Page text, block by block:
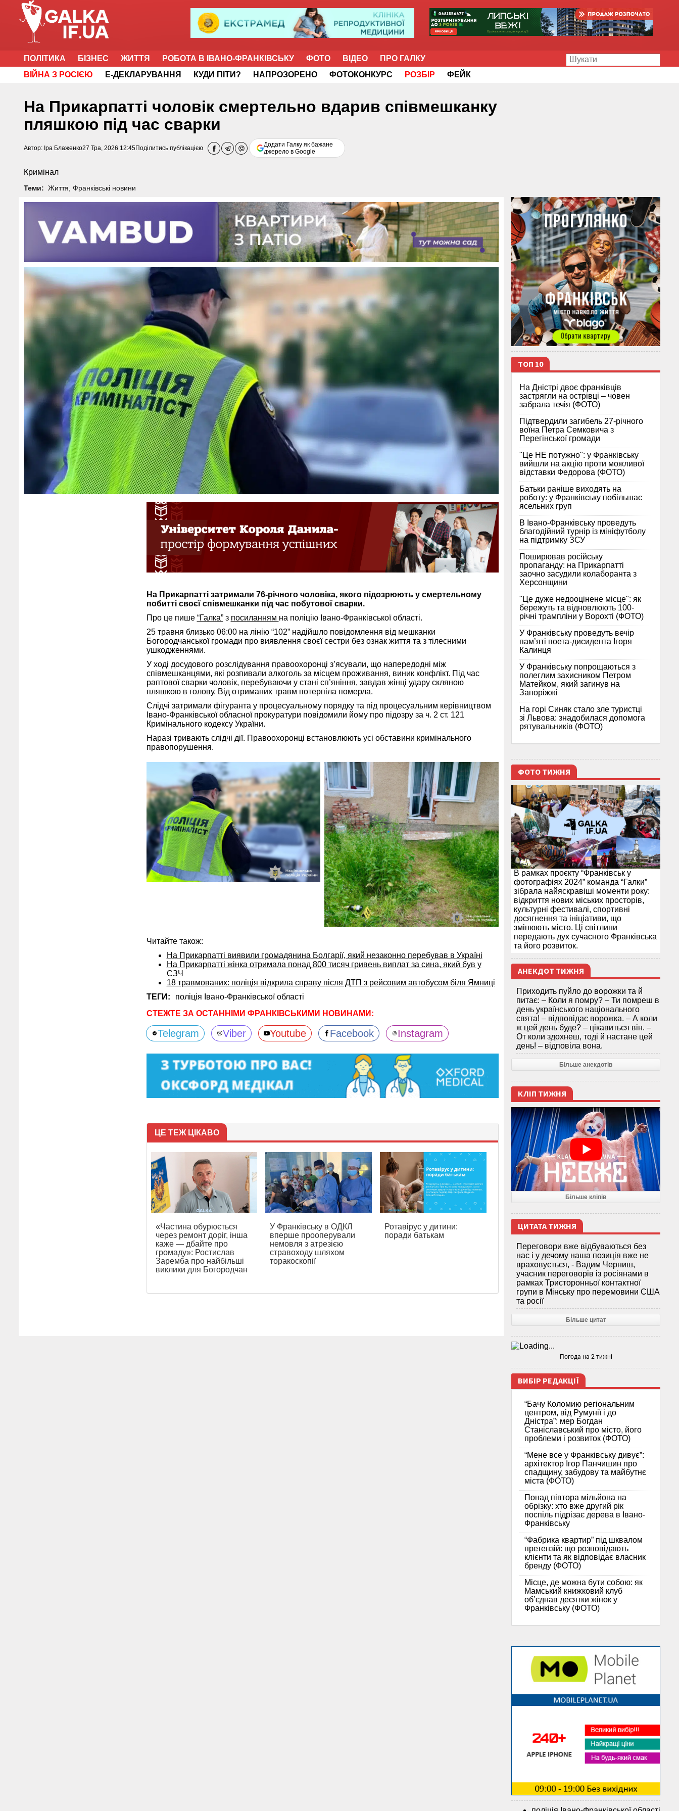
ПОЛІТИКА БІЗНЕС ЖИТТЯ РОБОТА В ІВАНО-ФРАНКІВСЬКУ ФОТО ВІДЕО
ПРО ГАЛКУ
ВІЙНА З РОСІЄЮ
Е-ДЕКЛАРУВАННЯ КУДИ ПІТИ? НАПРОЗОРЕНО ФОТОКОНКУРС РОЗБІР ФЕЙК
На Прикарпатті чоловік смертельно вдарив співмешканку
пляшкою під час сварки
Автор: Іра Блаженко27 Тра, 2026 12:45Поділитись публікацією
Додати Галку як бажане
джерело в Google
Кримінал
Теми: Життя Франківські новини
На Прикарпатті затримали 76-річного чоловіка, якого підозрюють у смертельному
побитті своєї співмешканки під час побутової сварки.
Про це пише “Галка”з посиланням на поліцію Івано-Франківської області.
25 травня близько 06:00 на лінію “102” надійшло повідомлення від мешканки
Богородчанської громади про виявлення своєї сестри без ознак життя та з тілесними
ушкодженнями.
У ході досудового розслідування правоохоронці з’ясували, що напередодні між
співмешканцями, які розпивали алкоголь за місцем проживання, виник конфлікт. Під час
раптової сварки чоловік, перебуваючи у стані сп’яніння, завдав жінці удару скляною
пляшкою в голову. Від отриманих травм потерпіла померла.
Слідчі затримали фігуранта у процесуальному порядку та під процесуальним керівництвом
Івано-Франківської обласної прокуратури повідомили йому про підозру за ч. 2 ст. 121
Кримінального кодексу України.
Наразі тривають слідчі дії. Правоохоронці встановлюють усі обставини кримінального
правопорушення.
Читайте також:
На Прикарпатті виявили громадянина Болгарії, який незаконно перебував в Україні
На Прикарпатті жінка отримала понад 800 тисяч гривень виплат за сина, який був у
СЗЧ
18 травмованих: поліція відкрила справу після ДТП з рейсовим автобусом біля Ямниці
ТЕГИ:
поліція Івано-Франківської області
СТЕЖТЕ ЗА ОСТАННІМИ ФРАНКІВСЬКИМИ НОВИНАМИ:
Telegram Viber Youtube Facebook Instagram
ЦЕ ТЕЖ ЦІКАВО
«Частина обурюється
через ремонт доріг, інша
каже — дбайте про
громаду»: Ростислав
Заремба про найбільші
виклики для Богородчан
У Франківську в ОДКЛ
вперше прооперували
немовля з атрезією
стравоходу шляхом
торакоскопії
Ротавірус у дитини:
поради батькам
ТОП 10
На Дністрі двоє франківців
застрягли на острівці – човен
забрала течія (ФОТО)
Підтвердили загибель 27-річного
воїна Петра Семковича з
Перегінської громади
"Це НЕ потужно": у Франківську
вийшли на акцію проти можливої
відставки Федорова (ФОТО)
Батьки раніше виходять на
роботу: у Франківську побільшає
ясельних груп
В Івано-Франківську проведуть
благодійний турнір із мініфутболу
на підтримку ЗСУ
Поширював російську
пропаганду: на Прикарпатті
заочно засудили колаборанта з
Херсонщини
"Це дуже недооцінене місце": як
бережуть та відновлюють 100-
річні трампліни у Ворохті (ФОТО)
У Франківську проведуть вечір
пам’яті поета-дисидента Ігоря
Калинця
У Франківську попрощаються з
полеглим захисником Петром
Матейком, який загинув на
Запоріжжі
На горі Синяк стало зле туристці
зі Львова: знадобилася допомога
рятувальників (ФОТО)
ФОТО ТИЖНЯ
В рамках проєкту “Франківськ у
фотографіях 2024” команда “Галки”
зібрала найяскравіші моменти року:
відкриття нових міських просторів,
культурні фестивалі, спортивні
досягнення та ініціативи, що
змінюють місто. Ці світлини
передають дух сучасного Франківська
та його розвиток.
АНЕКДОТ ТИЖНЯ
Приходить пуйло до ворожки та й
питає: – Коли я помру? – Ти помреш в
день українського національного
свята! – відповідає ворожка. – А коли
ж цей день буде? – цікавиться він. –
От коли здохнеш, тоді й настане цей
день! – відповіла вона.
Більше анекдотів
КЛІП ТИЖНЯ
Більше кліпів
ЦИТАТА ТИЖНЯ
Переговори вже відбуваються без
нас і у дечому наша позиція вже не
враховується, - Вадим Черниш,
учасник переговорів із росіянами в
рамках Тристоронньої контактної
групи в Мінську про перемовини США
та росії
Більше цитат
Погода на 2 тижні
ВИБІР РЕДАКЦІЇ
“Бачу Коломию регіональним
центром, від Румунії і до
Дністра”: мер Богдан
Станіславський про місто, його
проблеми і розвиток (ФОТО)
“Мене все у Франківську дивує”:
архітектор Ігор Панчишин про
спадщину, забудову та майбутнє
міста (ФОТО)
Понад півтора мільйона на
обрізку: хто вже другий рік
поспіль підрізає дерева в Івано-
Франківську
“Фабрика квартир” під шквалом
претензій: що розповідають
клієнти та як відповідає власник
бренду (ФОТО)
Місце, де можна бути собою: як
Мамський книжковий клуб
об’єднав десятки жінок у
Франківську (ФОТО)